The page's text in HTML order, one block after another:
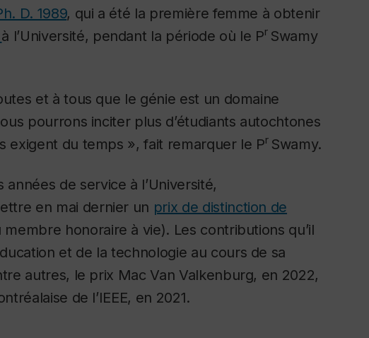
D. 1989, qui a été la première femme à obtenir
à l’Université, pendant la période où le Pr Swamy
et à tous que le génie est un domaine
pourrons inciter plus d’étudiants autochtones
exigent du temps », fait remarquer le Pr Swamy.
de service à l’Université,
en mai dernier un prix de distinction de
membre honoraire à vie). Les contributions qu’il
et de la technologie au cours de sa
autres, le prix Mac Van Valkenburg, en 2022,
de l’IEEE, en 2021.